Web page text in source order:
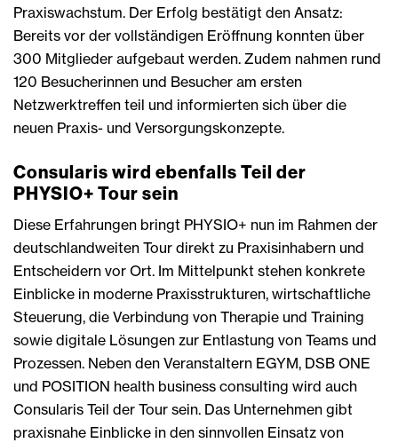
Praxiswachstum. Der Erfolg bestätigt den Ansatz:
Bereits vor der vollständigen Eröffnung konnten über
300 Mitglieder aufgebaut werden. Zudem nahmen rund
120 Besucherinnen und Besucher am ersten
Netzwerktreffen teil und informierten sich über die
neuen Praxis- und Versorgungskonzepte.
Consularis wird ebenfalls Teil der
PHYSIO+ Tour sein
Diese Erfahrungen bringt PHYSIO+ nun im Rahmen der
deutschlandweiten Tour direkt zu Praxisinhabern und
Entscheidern vor Ort. Im Mittelpunkt stehen konkrete
Einblicke in moderne Praxisstrukturen, wirtschaftliche
Steuerung, die Verbindung von Therapie und Training
sowie digitale Lösungen zur Entlastung von Teams und
Prozessen. Neben den Veranstaltern EGYM, DSB ONE
und POSITION health business consulting wird auch
Consularis Teil der Tour sein. Das Unternehmen gibt
praxisnahe Einblicke in den sinnvollen Einsatz von